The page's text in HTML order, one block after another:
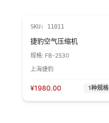
SKU: 11011
捷豹空气压缩机
规格: FB-2530
上海捷豹
¥1980.00 1种规格